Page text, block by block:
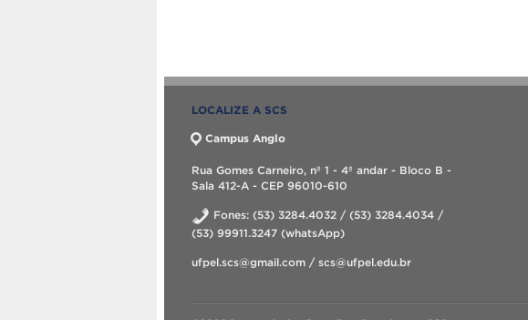
LOCALIZE A SCS
Campus Anglo
Rua Gomes Carneiro, nº 1 - 4º andar - Bloco B -
Sala 412-A - CEP 96010-610
Fones: (53) 3284.4032 / (53) 3284.4034 /
(53) 99911.3247 (whatsApp)
ufpel.scs@gmail.com / scs@ufpel.edu.br